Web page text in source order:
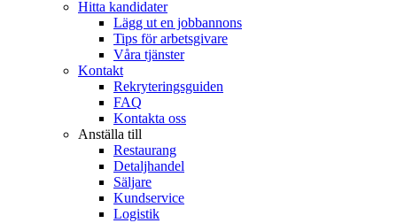
Hitta kandidater
Lägg ut en jobbannons
Tips för arbetsgivare
Våra tjänster
Kontakt
Rekryteringsguiden
FAQ
Kontakta oss
Anställa till
Restaurang
Detaljhandel
Säljare
Kundservice
Logistik